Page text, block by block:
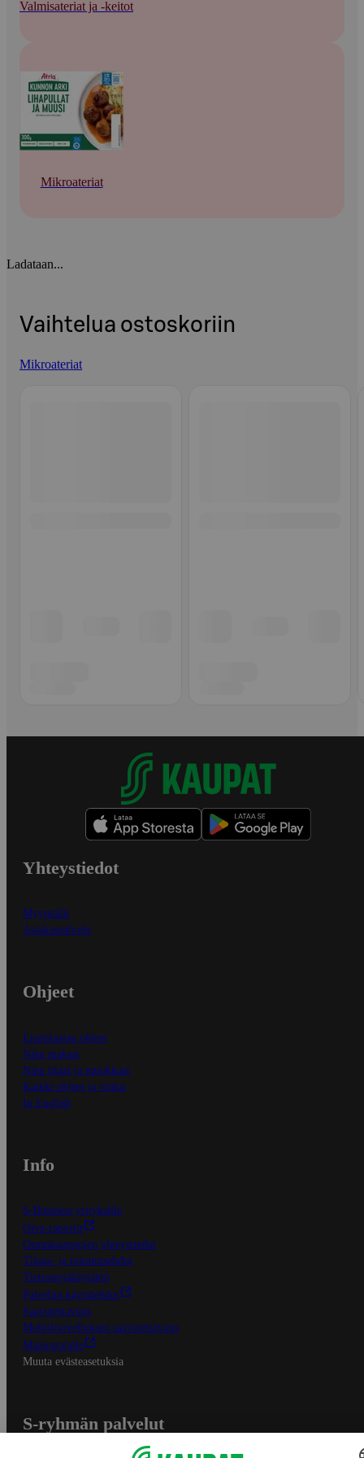
Valmisateriat ja -keitot
Mikroateriat
Ladataan...
Vaihtelua ostoskoriin
Mikroateriat
Yhteystiedot
Myymälät
Asiakaspalvelu
Ohjeet
Ensitilaajan ohjeet
Näin maksat
Näin tilaat ja muokkaat
Kaikki ohjeet ja vinkit
In English
Info
S-Business yrityksille
Oiva-raportit
Osuuskauppojen yhteystiedot
Tilaus- ja toimitusehdot
Tietosuojakäytäntö
Palvelun käyttöehdot
Saavutettavuus
Mobiilisovelluksen saavutettavuus
Mainostajalle
Muuta evästeasetuksia
S-ryhmän palvelut